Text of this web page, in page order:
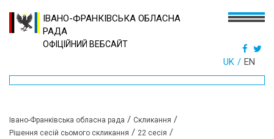
ІВАНО-ФРАНКІВСЬКА ОБЛАСНА
РАДА
ОФІЦІЙНИЙ ВЕБСАЙТ
UK EN
Івано-Франківська обласна рада / Скликання /
Рішення сесій сьомого скликання / 22 сесія /